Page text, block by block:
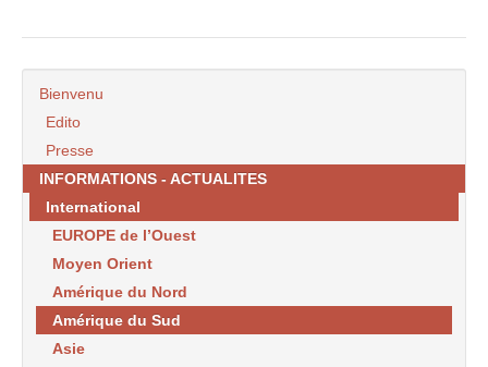
Bienvenu
Edito
Presse
INFORMATIONS - ACTUALITES
International
EUROPE de l’Ouest
Moyen Orient
Amérique du Nord
Amérique du Sud
Asie